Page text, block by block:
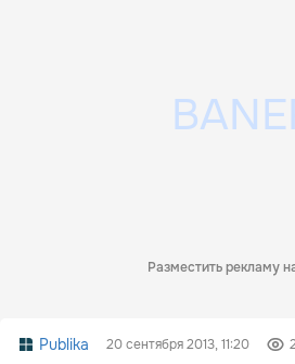
Разместить рекламу
Publika 20 сентября 2013, 11:20